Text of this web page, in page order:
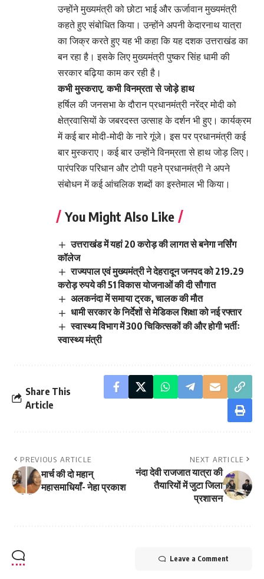
उन्होंने मुख्यमंत्री को छोटा भाई और ऊर्जावान मुख्यमंत्री
कहते हुए संबोधित किया। उन्होंने अपनी केदारनाथ यात्रा
का जिक्र करते हुए यह भी कहा कि यह दशक उत्तराखंड का
बन रहा है। इसके लिए मुख्यमंत्री पुष्कर सिंह धामी की
सरकार बढ़िया काम कर रही है।
कभी मुस्कराए, कभी विनम्रता से जोड़े हाथ
हर्षिल की जनसभा के दौरान प्रधानमंत्री नरेंद्र मोदी को
क्षेत्रवासियों के जबरदस्त उत्साह के दर्शन भी हुए। कार्यक्रम
में कई बार मोदी-मोदी के नारे गूंजे। इस पर प्रधानमंत्री कई
बार मुस्कराए। कई बार उन्होंने विनम्रता से हाथ जोड़ लिए।
पारंपरिक परिधान और टोपी पहने प्रधानमंत्री ने अपने
संबोधन में कई आंचलिक शब्दों का इस्तेमाल भी किया।
You Might Also Like
उत्तराखंड में यहां 20 करोड़ की लागत से बनेगा नर्सिंग
कॉलेज
राज्यपाल एवं मुख्यमंत्री ने देहरादून जनपद को 219.29
करोड़ रुपये की 51 विकास योजनाओं की दी सौगात
अलकनंदा में समाया ट्रक, चालक की मौत
धामी सरकार के निर्देशों से मेडिकल शिक्षा को नई रफ्तार
स्वास्थ्य विभाग में 300 चिकित्सकों की और होगी भर्तीः
स्वास्थ्य मंत्री
Share This
Article
PREVIOUS ARTICLE
मार्च की दो महान्
महासमाधियाँ- नेहा प्रकाश
NEXT ARTICLE
नंदा देवी राजजात यात्रा की
तैयारियों में जुटा जिला
प्रशासन
Leave a Comment